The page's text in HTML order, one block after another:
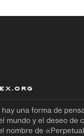
una forma de
mundo y el deseo de
nombre de